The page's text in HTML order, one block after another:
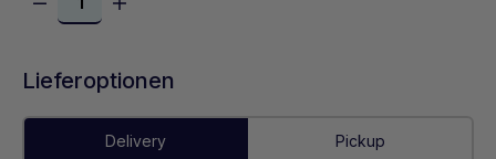
Lieferoptionen
Delivery Pickup